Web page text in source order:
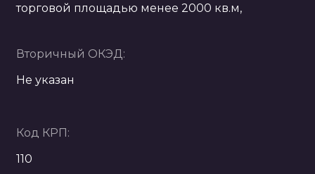
торговой площадью менее 2000 кв.м,
Вторичный ОКЭД:
Не указан
Код КРП:
110